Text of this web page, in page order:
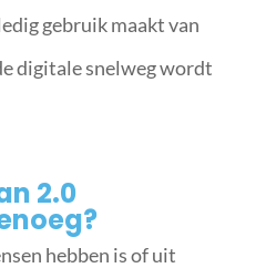
gebruik maakt van
digitale snelweg wordt
2.0
hebben is of uit